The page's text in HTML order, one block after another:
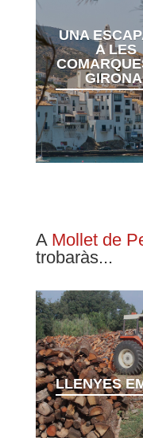
UNA
A LES
A Mollet de
trobaràs...
LLENYES